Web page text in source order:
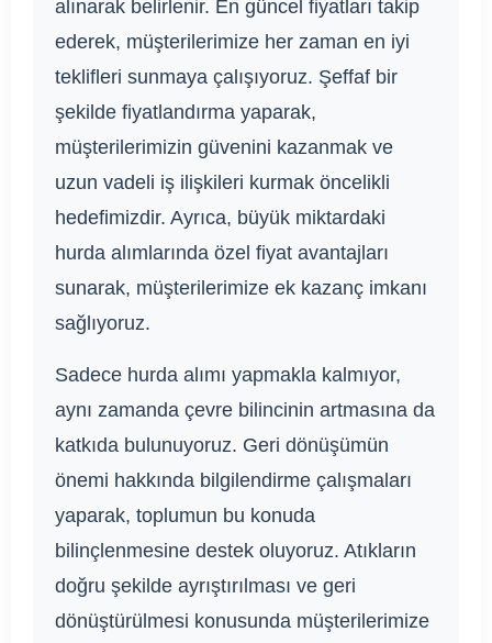
alınarak belirlenir. En güncel fiyatları takip
ederek, müşterilerimize her zaman en iyi
teklifleri sunmaya çalışıyoruz. Şeffaf bir
şekilde fiyatlandırma yaparak,
müşterilerimizin güvenini kazanmak ve
uzun vadeli iş ilişkileri kurmak öncelikli
hedefimizdir. Ayrıca, büyük miktardaki
hurda alımlarında özel fiyat avantajları
sunarak, müşterilerimize ek kazanç imkanı
sağlıyoruz.
Sadece hurda alımı yapmakla kalmıyor,
aynı zamanda çevre bilincinin artmasına da
katkıda bulunuyoruz. Geri dönüşümün
önemi hakkında bilgilendirme çalışmaları
yaparak, toplumun bu konuda
bilinçlenmesine destek oluyoruz. Atıkların
doğru şekilde ayrıştırılması ve geri
dönüştürülmesi konusunda müşterilerimize